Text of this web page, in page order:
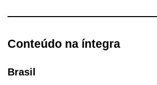
Conteúdo na íntegra
Brasil